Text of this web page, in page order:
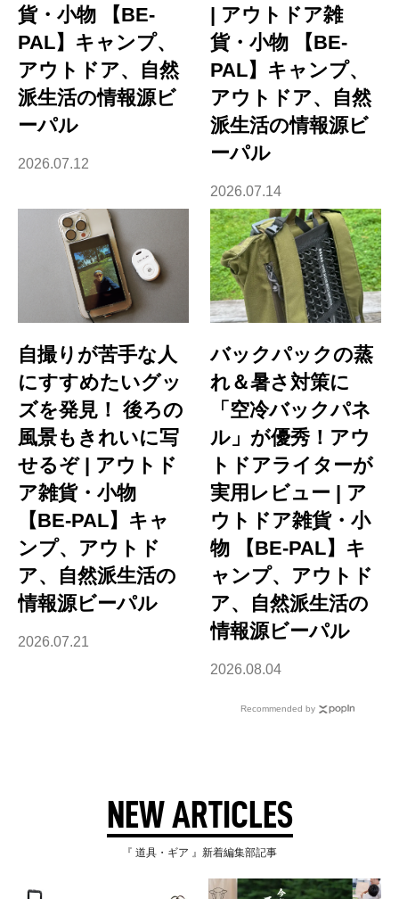
貨・小物 【BE-
PAL】キャンプ、
アウトドア、自然
派生活の情報源ビ
ーパル
2026.07.12
| アウトドア雑
貨・小物 【BE-
PAL】キャンプ、
アウトドア、自然
派生活の情報源ビ
ーパル
2026.07.14
自撮りが苦手な人
にすすめたいグッ
ズを発見！ 後ろの
風景もきれいに写
せるぞ | アウトド
ア雑貨・小物
【BE-PAL】キャ
ンプ、アウトド
ア、自然派生活の
情報源ビーパル
2026.07.21
バックパックの蒸
れ＆暑さ対策に
「空冷バックパネ
ル」が優秀！アウ
トドアライターが
実用レビュー | ア
ウトドア雑貨・小
物 【BE-PAL】キ
ャンプ、アウトド
ア、自然派生活の
情報源ビーパル
2026.08.04
Recommended by
NEW ARTICLES
『 道具・ギア 』新着編集部記事